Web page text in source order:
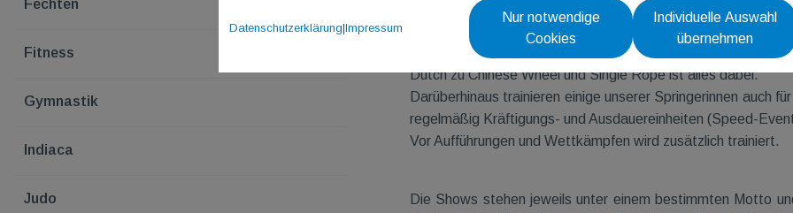
Fechten
Fitness
Gymnastik
Indiaca
Judo
Leistungs- und Showgruppe "Jumpfusion"
Sprünge, Kombinationen und Tricks in verschiedenen
Dutch zu Chinese Wheel und Single Rope ist alles dabei.
Darüberhinaus trainieren einige unserer Springerinnen auch
regelmäßig Kräftigungs- und Ausdauereinheiten (Speed-
Vor Aufführungen und Wettkämpfen wird zusätzlich trainiert.
Die Shows stehen jeweils unter einem bestimmten Motto
Datenschutzerklärung|Impressum
Nur notwendige
Cookies
Individuelle Auswahl
übernehmen